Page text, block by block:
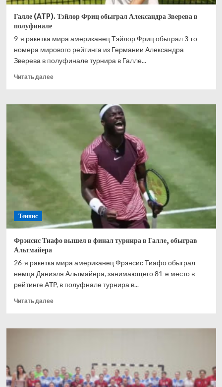
Галле (ATP). Тэйлор Фриц обыграл Александра Зверева в
полуфинале
9-я ракетка мира американец Тэйлор Фриц обыграл 3-го
номера мирового рейтинга из Германии Александра
Зверева в полуфинале турнира в Галле...
Читать далееПрочитать
Галле
(ATP).
Тэйлор
Александра
полуфинале
Теннис
Фрэнсис Тиафо вышел в финал турнира в Галле, обыграв
Альтмайера
26-я ракетка мира американец Фрэнсис Тиафо обыграл
немца Даниэля Альтмайера, занимающего 81-е место в
рейтинге ATP, в полуфнале турнира в...
Читать далееПрочитать
Фрэнсис
финал
турнира
в